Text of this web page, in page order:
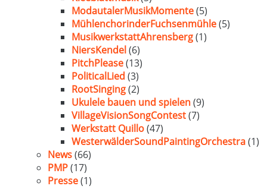
ModautalerMusikMomente(5)
MühlenchorinderFuchsenmühle(5)
MusikwerkstattAhrensberg(1)
NiersKendel(6)
PitchPlease(13)
PoliticalLied (3)
RootSinging(2)
Ukulele bauen und spielen(9)
VillageVisionSongContest(7)
Werkstatt Quillo(47)
WesterwälderSoundPaintingOrchestra(1)
News(66)
PMP(17)
Presse(1)